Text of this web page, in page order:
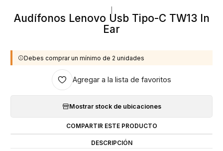
Audífonos Lenovo Usb Tipo-C TW13 In
Ear
Debes comprar un mínimo de 2 unidades
Agregar a la lista de favoritos
Mostrar stock de ubicaciones
COMPARTIR ESTE PRODUCTO
DESCRIPCIÓN